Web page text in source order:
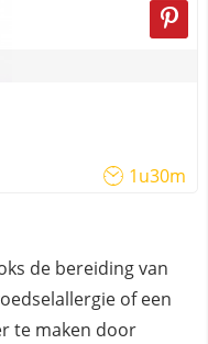
1u30m
de bereiding van
of een
te maken door